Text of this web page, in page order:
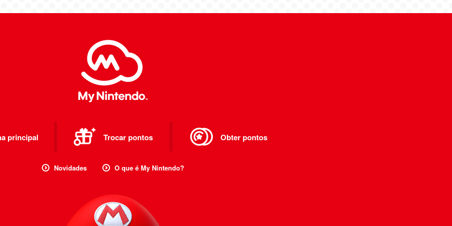
principal Trocar pontos Obter pontos
Novidades O que é My Nintendo?